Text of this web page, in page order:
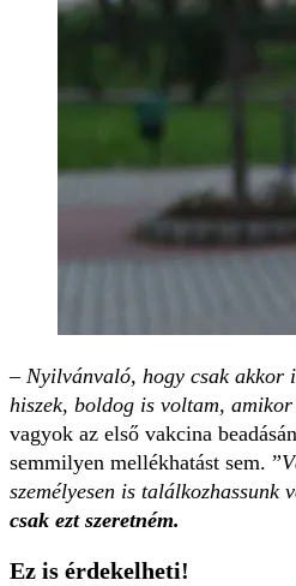
– Nyilvánvaló, hogy csak akkor
hiszek, boldog is voltam,
vagyok az első vakcina
semmilyen mellékhatást sem.
személyesen is találkozhassunk
csak ezt szeretném.
Ez is érdekelheti!